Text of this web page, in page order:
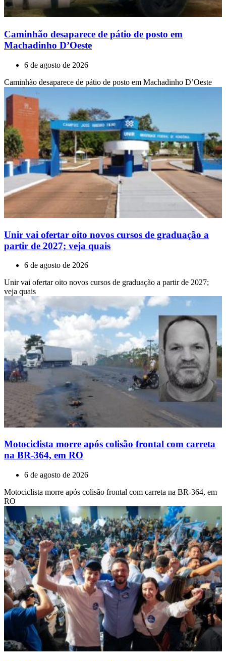
Caminhão desaparece de pátio de posto em
Machadinho D’Oeste
6 de agosto de 2026
Caminhão desaparece de pátio de posto em Machadinho D’Oeste
Unir vai ofertar oito novos cursos de graduação a
partir de 2027; veja quais
6 de agosto de 2026
Unir vai ofertar oito novos cursos de graduação a partir de 2027;
veja quais
Motociclista morre após colisão frontal com carreta
na BR-364, em RO
6 de agosto de 2026
Motociclista morre após colisão frontal com carreta na BR-364, em
RO